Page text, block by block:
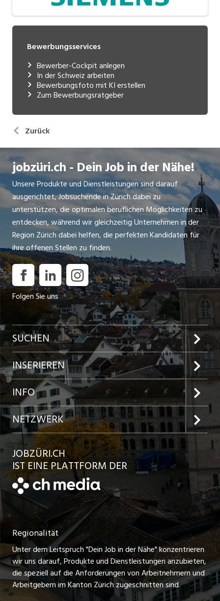
Bewerbungsservices
Bewerber-Cockpit anlegen
In der Schweiz arbeiten
Bewerbungsfoto mit KI erstellen
Zum Bewerbungsratgeber
Zurück
jobzüri.ch - Dein Job in der Nähe!
Unsere Produkte und Dienstleistungen sind darauf
ausgerichtet, Jobsuchende in Zürich dabei zu
unterstützen, die optimalen beruflichen Möglichkeiten zu
entdecken, während wir gleichzeitig Unternehmen in der
Region Zürich dabei helfen, die perfekten Kandidaten für
ihre offenen Stellen zu finden.
Folgen Sie uns
SUCHEN
Jobs im Kanton Zürich
Jobs in der Stadt Zürich
Jobs in der Stadt Winterthur
Jobs in der Stadt Bülach
Jobs in der Stadt Uster
Jobs in der Stadt Horgen
Festanstellungen
Temporäre Jobs
Freelance Jobs
Praktikum-Jobs
Lehrstellen
INSERIEREN
Preise und Leistungen
Inserat aufgeben
Kundenlogin
Schnittstelle
INFO
Team
Ratgeber
AGB
Datenschutzerklärung
Nutzungsbedingungen
Impressum
Stellenmeldepflicht
NETZWERK
jobbasel.ch
jobbern.ch
jobmittelland.ch
zentraljob.ch
myjob.ch
schaffu.ch (VS)
JOBZÜRI.CH
IST EINE PLATTFORM DER
Regionalität
Unter dem Leitspruch "Dein Job in der Nähe" konzentrieren
wir uns darauf, Produkte und Dienstleistungen anzubieten,
die speziell auf die Anforderungen von Arbeitnehmern und
Arbeitgebern im Kanton Zürich zugeschnitten sind.